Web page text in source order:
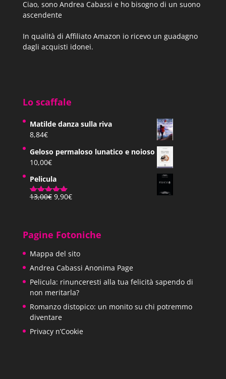
Pagina 53 | Pos. 802-4
Non basta odiare il proprio nemico. Bisogna
capire che ciascuno dei due contribuisce alla
completezza dell’altro.
Pagina 56 | Pos. 846-47
perché è un uomo di quarantun anni con la
febbre alta che sta attraversando di corsa
un campo da baseball per intavolare una
conversazione con un branco di atleti in
mutande.
Ciao, sono Andrea Cabassi e ho bisogno di un suono
ascendente
In qualità di Affiliato Amazon io ricevo un guadagno
dagli acquisti idonei.
Lo scaffale
Matilde danza sulla riva
8,84€
Geloso permaloso lunatico e noioso
10,00€
Pelicula
Valutato
13,00€ Il
13,00€.
9,90€Il
9,90€.
Pagine Fotoniche
Mappa del sito
Andrea Cabassi Anonima Page
Pelicula: rinunceresti alla tua felicità sapendo di
non meritarla?
Romanzo distopico: un monito su chi potremmo
diventare
Privacy n’Cookie